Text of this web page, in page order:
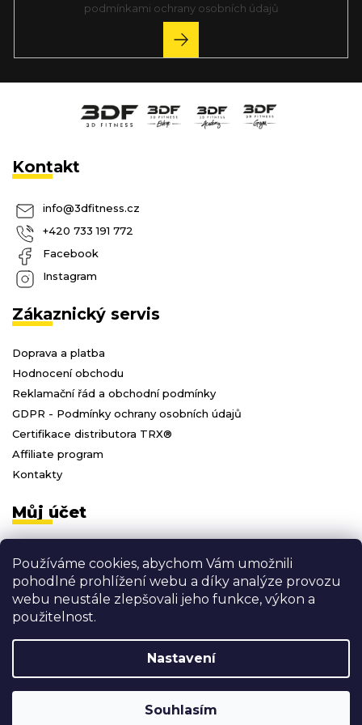
Používáme cookies, abychom Vám umožnili
pohodlné prohlížení webu a díky analýze provozu
webu neustále zlepšovali jeho funkce, výkon a
použitelnost.
Nastavení
Souhlasím
podmínkami ochrany osobních údajů
PŘIHLÁSIT
SE
Kontakt
info@3dfitness.cz
+420 733 191 772
Facebook
Instagram
Zákaznický servis
Doprava a platba
Hodnocení obchodu
Reklamační řád a obchodní podmínky
GDPR - Podmínky ochrany osobních údajů
Certifikace distributora TRX®
Affiliate program
Kontakty
Můj účet
Registrace
Moje objednávky
Odhlásit se
Vytvořil Shoptet
Copyright 20263D FITNESS. Všechna práva vyhrazena.
Grafický návrh vytvořil a nakódoval